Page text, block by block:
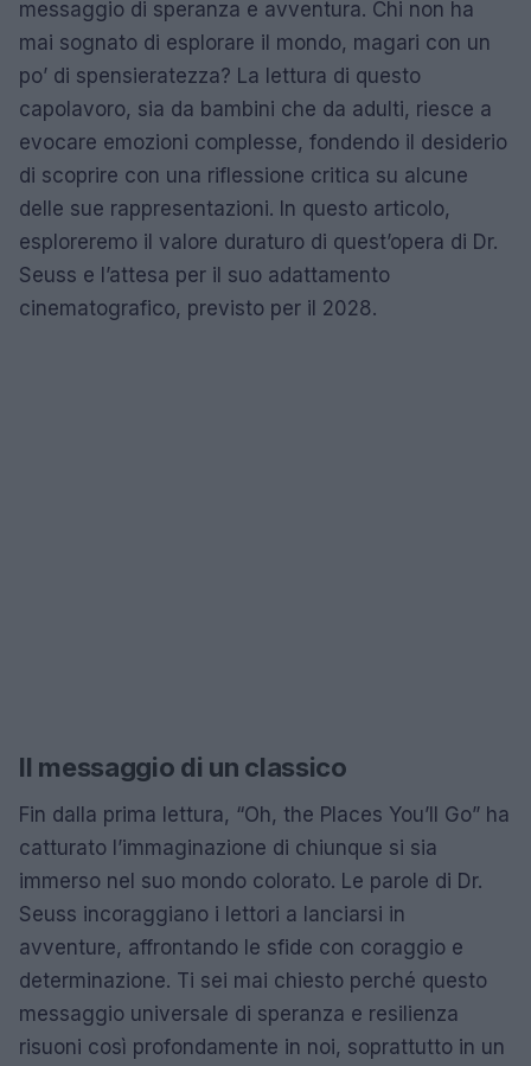
messaggio di speranza e avventura. Chi non ha
mai sognato di esplorare il mondo, magari con un
po’ di spensieratezza? La lettura di questo
capolavoro, sia da bambini che da adulti, riesce a
evocare emozioni complesse, fondendo il desiderio
di scoprire con una riflessione critica su alcune
delle sue rappresentazioni. In questo articolo,
esploreremo il valore duraturo di quest’opera di Dr.
Seuss e l’attesa per il suo adattamento
cinematografico, previsto per il 2028.
Il messaggio di un classico
Fin dalla prima lettura, “Oh, the Places You’ll Go” ha
catturato l’immaginazione di chiunque si sia
immerso nel suo mondo colorato. Le parole di Dr.
Seuss incoraggiano i lettori a lanciarsi in
avventure, affrontando le sfide con coraggio e
determinazione. Ti sei mai chiesto perché questo
messaggio universale di speranza e resilienza
risuoni così profondamente in noi, soprattutto in un